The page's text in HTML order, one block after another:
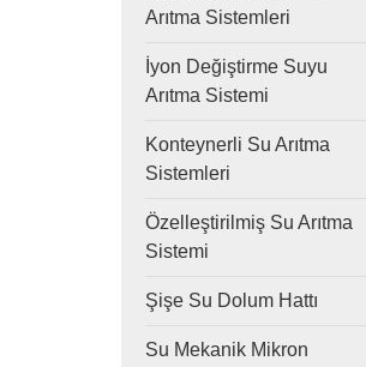
Arıtma Sistemleri
İyon Değiştirme Suyu
Arıtma Sistemi
Konteynerli Su Arıtma
Sistemleri
Özelleştirilmiş Su Arıtma
Sistemi
Şişe Su Dolum Hattı
Su Mekanik Mikron